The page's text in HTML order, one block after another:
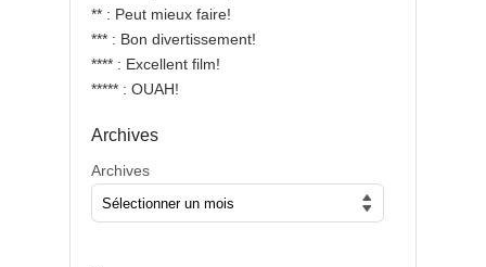
** : Peut mieux faire!
*** : Bon divertissement!
**** : Excellent film!
***** : OUAH!
Archives
Archives